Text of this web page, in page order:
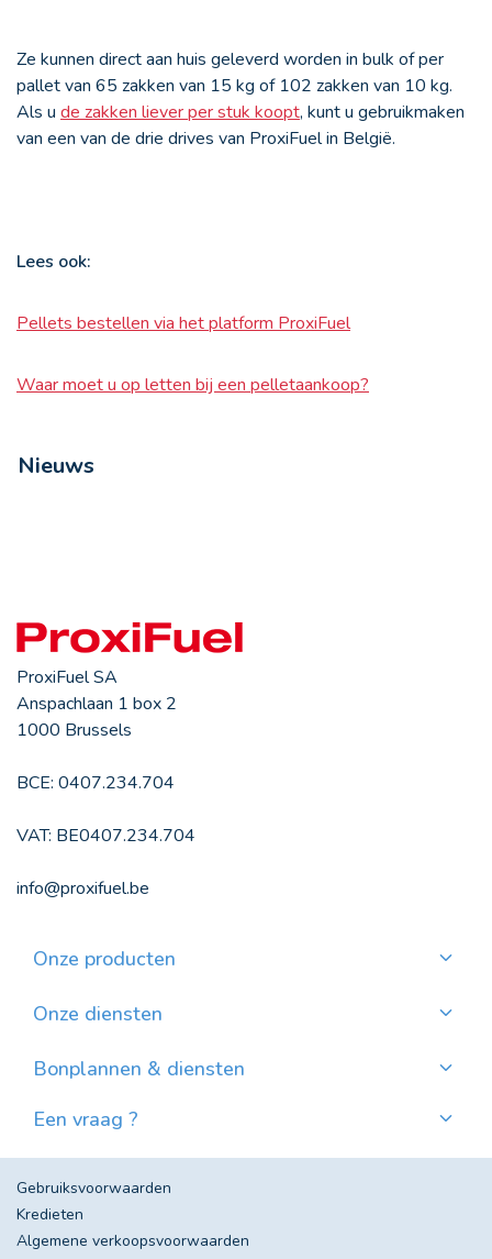
Ze kunnen direct aan huis geleverd worden in bulk of per
pallet van 65 zakken van 15 kg of 102 zakken van 10 kg.
Als u de zakken liever per stuk koopt, kunt u gebruikmaken
van een van de drie drives van ProxiFuel in België.
Lees ook:
Pellets bestellen via het platform ProxiFuel
Waar moet u op letten bij een pelletaankoop?
Nieuws
ProxiFuel SA
Anspachlaan 1 box 2
1000 Brussels
BCE: 0407.234.704
VAT: BE0407.234.704
info@proxifuel.be
Onze producten
Kwalitatievepellets bestellen
Onze diensten
Waar pellets vinden?
Bonplannen & diensten
Evolutie van de Mazoutprijs in België
Een vraag ?
Gebruiksvoorwaarden
Kredieten
Algemene verkoopsvoorwaarden